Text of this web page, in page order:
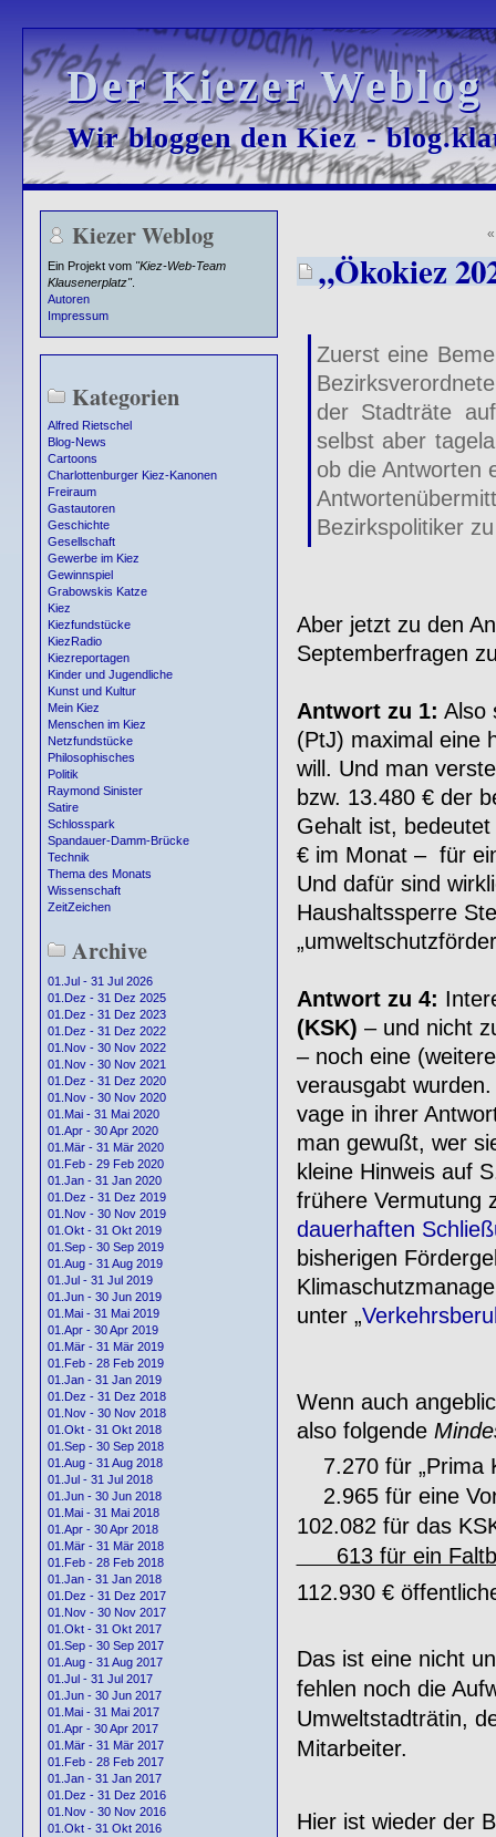
Der Kiezer
Der Kiezer
Wir bloggen den Kiez -
Wir bloggen den Kiez -
Kiezer Weblog
Ein Projekt vom "Kiez-Web-Team
Klausenerplatz".
Autoren
Impressum
Kategorien
Alfred Rietschel
Blog-News
Cartoons
Charlottenburger Kiez-Kanonen
Freiraum
Gastautoren
Geschichte
Gesellschaft
Gewerbe im Kiez
Gewinnspiel
Grabowskis Katze
Kiez
Kiezfundstücke
KiezRadio
Kiezreportagen
Kinder und Jugendliche
Kunst und Kultur
Mein Kiez
Menschen im Kiez
Netzfundstücke
Philosophisches
Politik
Raymond Sinister
Satire
Schlosspark
Spandauer-Damm-Brücke
Technik
Thema des Monats
Wissenschaft
ZeitZeichen
Archive
01.Jul - 31 Jul 2026
01.Dez - 31 Dez 2025
01.Dez - 31 Dez 2023
01.Dez - 31 Dez 2022
01.Nov - 30 Nov 2022
01.Nov - 30 Nov 2021
01.Dez - 31 Dez 2020
01.Nov - 30 Nov 2020
01.Mai - 31 Mai 2020
01.Apr - 30 Apr 2020
01.Mär - 31 Mär 2020
01.Feb - 29 Feb 2020
01.Jan - 31 Jan 2020
01.Dez - 31 Dez 2019
01.Nov - 30 Nov 2019
01.Okt - 31 Okt 2019
01.Sep - 30 Sep 2019
01.Aug - 31 Aug 2019
01.Jul - 31 Jul 2019
01.Jun - 30 Jun 2019
01.Mai - 31 Mai 2019
01.Apr - 30 Apr 2019
01.Mär - 31 Mär 2019
01.Feb - 28 Feb 2019
01.Jan - 31 Jan 2019
01.Dez - 31 Dez 2018
01.Nov - 30 Nov 2018
01.Okt - 31 Okt 2018
01.Sep - 30 Sep 2018
01.Aug - 31 Aug 2018
01.Jul - 31 Jul 2018
01.Jun - 30 Jun 2018
01.Mai - 31 Mai 2018
01.Apr - 30 Apr 2018
01.Mär - 31 Mär 2018
01.Feb - 28 Feb 2018
01.Jan - 31 Jan 2018
01.Dez - 31 Dez 2017
01.Nov - 30 Nov 2017
01.Okt - 31 Okt 2017
01.Sep - 30 Sep 2017
01.Aug - 31 Aug 2017
01.Jul - 31 Jul 2017
01.Jun - 30 Jun 2017
01.Mai - 31 Mai 2017
01.Apr - 30 Apr 2017
01.Mär - 31 Mär 2017
01.Feb - 28 Feb 2017
01.Jan - 31 Jan 2017
01.Dez - 31 Dez 2016
01.Nov - 30 Nov 2016
01.Okt - 31 Okt 2016
„Ökokiez
Zuerst eine
der Stadträte
selbst aber
ob die Antworten
Bezirkspolitiker
Aber jetzt zu den
Septemberfragen
Antwort zu 1: Also
(PtJ) maximal eine
will. Und man
bzw. 13.480 € der
Gehalt ist,
€ im Monat – für
Und dafür sind
Haushaltssperre
Antwort zu 4:
(KSK) – und nicht
– noch eine
verausgabt
vage in ihrer
man gewußt, wer
kleine Hinweis auf
frühere Vermutung
dauerhaften
bisherigen
unter „
Wenn auch
also folgende
7.270 für „Prima
2.965 für eine
102.082 für das
613 für ein
112.930 €
Das ist eine nicht
fehlen noch die
Umweltstadträtin,
Mitarbeiter.
Hier ist wieder der